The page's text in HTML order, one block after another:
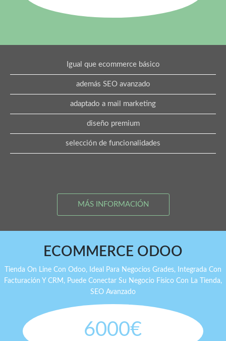
Igual que ecommerce básico
además SEO avanzado
adaptado a mail marketing
diseño premium
selección de funcionalidades
MÁS INFORMACIÓN
ECOMMERCE ODOO
Tienda On Line Con Odoo, Ideal Para Negocios Grades, Integrada Con
Facturación Y CRM, Puede Conectar Su Negocio Físico Con La Tienda,
SEO Avanzado
6000€